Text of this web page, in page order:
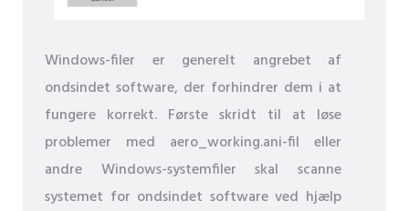
Windows-filer er generelt angrebet af
ondsindet software, der forhindrer dem i at
fungere korrekt. Første skridt til at løse
problemer med aero_working.ani-fil eller
andre Windows-systemfiler skal scanne
systemet for ondsindet software ved hjælp